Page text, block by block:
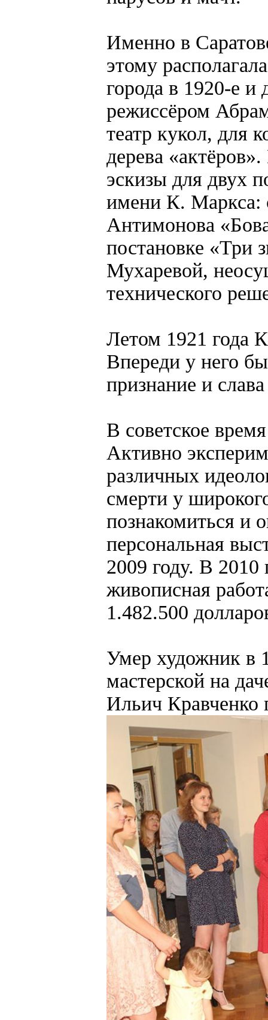
Именно в
этому
города в 1920-е и
режиссёром
театр кукол, для
дерева
эскизы для двух
имени К. Маркса:
Антимонова
постановке «Три
Мухаревой,
технического
Летом 1921 года
Впереди у него
признание и
В советское
Активно
различных
смерти у
познакомиться и
персональная
2009 году. В
живописная
1.482.500
Умер художник в
мастерской на
Ильич Кравченко